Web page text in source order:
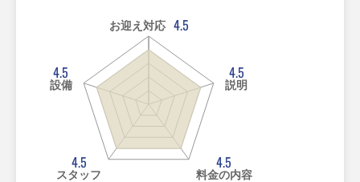
お迎え対応 4.5
4.5
説明
4.5
料金の内容
4.5
スタッフ
4.5
設備